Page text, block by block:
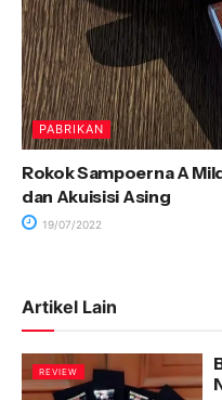
PABRIKAN
Rokok Sampoerna A
dan Akuisisi Asing
19/07/2022
Artikel Lain
REVIEW